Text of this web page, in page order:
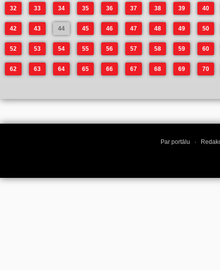
32 33 34 35 36 37 38 39 40
42 43 44 45 46 47 48 49 50
52 53 54 55 56 57 58 59 60
62 63 64 65 66 67 68 69 70
Par portālu ·